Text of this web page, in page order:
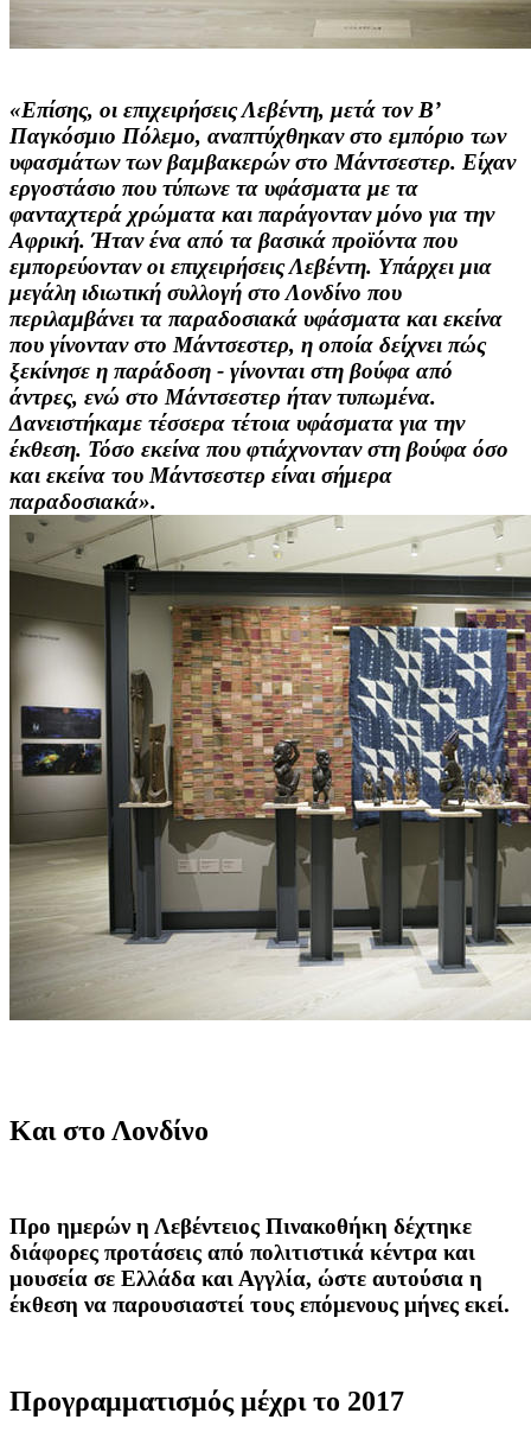
«Επίσης, οι επιχειρήσεις Λεβέντη, μετά τον Β’
Παγκόσμιο Πόλεμο, αναπτύχθηκαν στο εμπόριο των
υφασμάτων των βαμβακερών στο Μάντσεστερ. Είχαν
εργοστάσιο που τύπωνε τα υφάσματα με τα
φανταχτερά χρώματα και παράγονταν μόνο για την
Αφρική. Ήταν ένα από τα βασικά προϊόντα που
εμπορεύονταν οι επιχειρήσεις Λεβέντη. Υπάρχει μια
μεγάλη ιδιωτική συλλογή στο Λονδίνο που
περιλαμβάνει τα παραδοσιακά υφάσματα και εκείνα
που γίνονταν στο Μάντσεστερ, η οποία δείχνει πώς
ξεκίνησε η παράδοση - γίνονται στη βούφα από
άντρες, ενώ στο Μάντσεστερ ήταν τυπωμένα.
Δανειστήκαμε τέσσερα τέτοια υφάσματα για την
έκθεση. Τόσο εκείνα που φτιάχνονταν στη βούφα όσο
και εκείνα του Μάντσεστερ είναι σήμερα
παραδοσιακά».
Και στο Λονδίνο
Προ ημερών η Λεβέντειος Πινακοθήκη δέχτηκε
διάφορες προτάσεις από πολιτιστικά κέντρα και
μουσεία σε Ελλάδα και Αγγλία, ώστε αυτούσια η
έκθεση να παρουσιαστεί τους επόμενους μήνες εκεί.
Προγραμματισμός μέχρι το 2017